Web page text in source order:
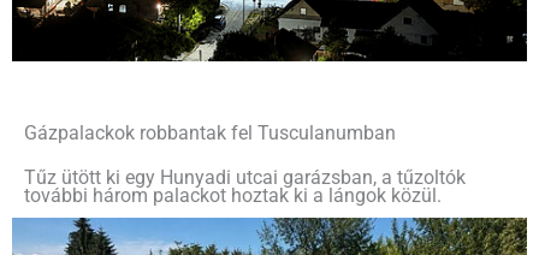
Gázpalackok robbantak fel Tusculanumban
Tűz ütött ki egy Hunyadi utcai garázsban, a tűzoltók
további három palackot hoztak ki a lángok közül.